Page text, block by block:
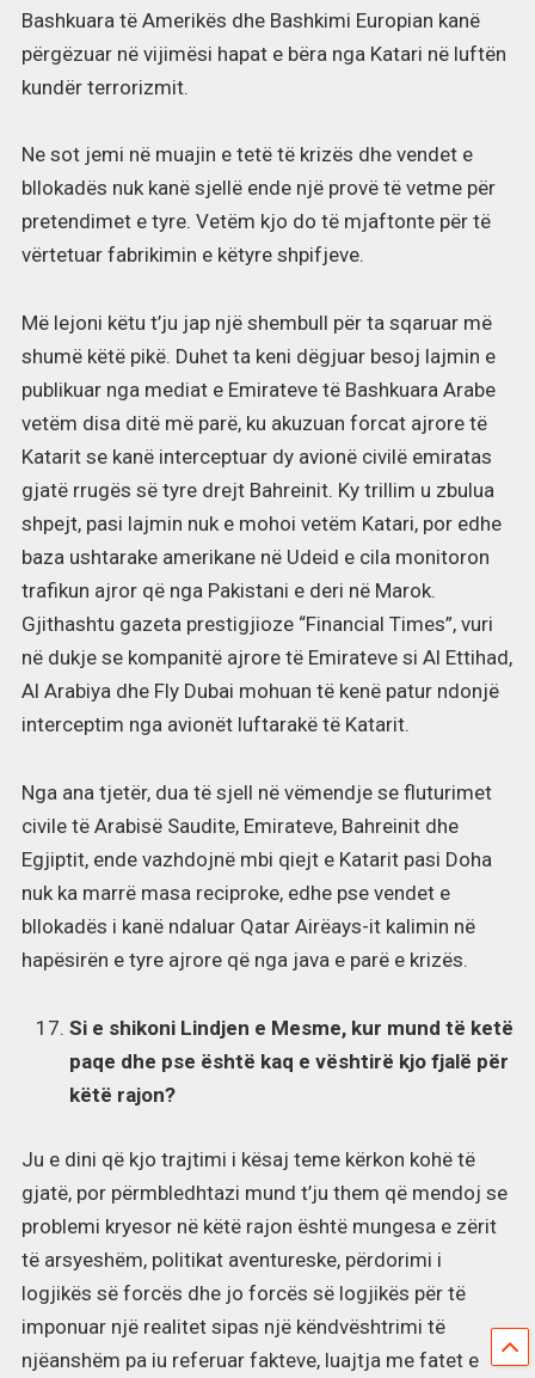
Bashkuara të Amerikës dhe Bashkimi Europian kanë
përgëzuar në vijimësi hapat e bëra nga Katari në luftën
kundër terrorizmit.
Ne sot jemi në muajin e tetë të krizës dhe vendet e
bllokadës nuk kanë sjellë ende një provë të vetme për
pretendimet e tyre. Vetëm kjo do të mjaftonte për të
vërtetuar fabrikimin e këtyre shpifjeve.
Më lejoni këtu t’ju jap një shembull për ta sqaruar më
shumë këtë pikë. Duhet ta keni dëgjuar besoj lajmin e
publikuar nga mediat e Emirateve të Bashkuara Arabe
vetëm disa ditë më parë, ku akuzuan forcat ajrore të
Katarit se kanë interceptuar dy avionë civilë emiratas
gjatë rrugës së tyre drejt Bahreinit. Ky trillim u zbulua
shpejt, pasi lajmin nuk e mohoi vetëm Katari, por edhe
baza ushtarake amerikane në Udeid e cila monitoron
trafikun ajror që nga Pakistani e deri në Marok.
Gjithashtu gazeta prestigjioze “Financial Times”, vuri
në dukje se kompanitë ajrore të Emirateve si Al Ettihad,
Al Arabiya dhe Fly Dubai mohuan të kenë patur ndonjë
interceptim nga avionët luftarakë të Katarit.
Nga ana tjetër, dua të sjell në vëmendje se fluturimet
civile të Arabisë Saudite, Emirateve, Bahreinit dhe
Egjiptit, ende vazhdojnë mbi qiejt e Katarit pasi Doha
nuk ka marrë masa reciproke, edhe pse vendet e
bllokadës i kanë ndaluar Qatar Airëays-it kalimin në
hapësirën e tyre ajrore që nga java e parë e krizës.
Si e shikoni Lindjen e Mesme, kur mund të ketë
paqe dhe pse është kaq e vështirë kjo fjalë për
këtë rajon?
Ju e dini që kjo trajtimi i kësaj teme kërkon kohë të
gjatë, por përmbledhtazi mund t’ju them që mendoj se
problemi kryesor në këtë rajon është mungesa e zërit
të arsyeshëm, politikat aventureske, përdorimi i
logjikës së forcës dhe jo forcës së logjikës për të
imponuar një realitet sipas një këndvështrimi të
njëanshëm pa iu referuar fakteve, luajtja me fatet e